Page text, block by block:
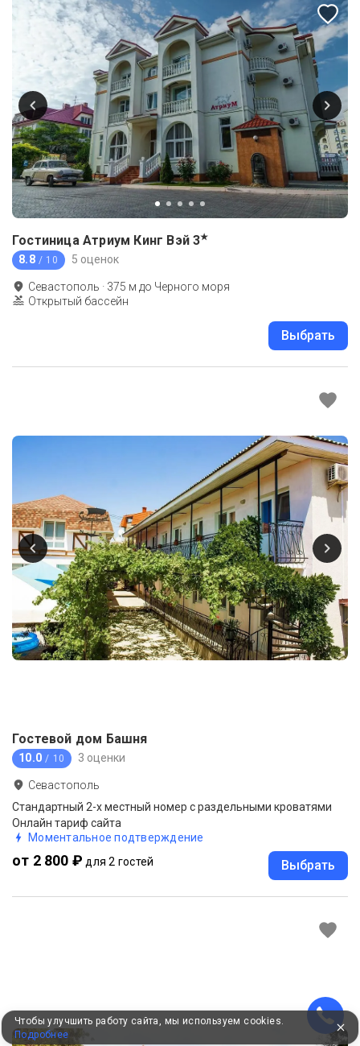
Гостиница Атриум Кинг Вэй 3★
8.8 / 10 5 оценок
Севастополь · 375 м до Черного моря
Открытый бассейн
Выбрать
Гостевой дом Башня
10.0 / 10 3 оценки
Севастополь
Стандартный 2-х местный номер с раздельными кроватями
Онлайн тариф сайта
Моментальное подтверждение
от 2 800 ₽ для 2 гостей Выбрать
Чтобы улучшить работу сайта, мы используем cookies.
Подробнее